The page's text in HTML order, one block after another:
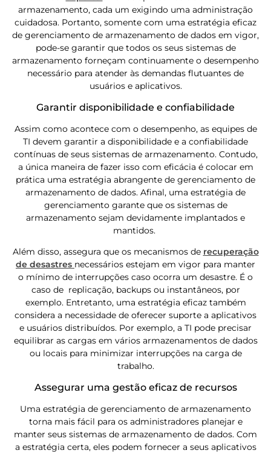
armazenamento, cada um exigindo uma administração
cuidadosa. Portanto, somente com uma estratégia eficaz
de gerenciamento de armazenamento de dados em vigor,
pode-se garantir que todos os seus sistemas de
armazenamento forneçam continuamente o desempenho
necessário para atender às demandas flutuantes de
usuários e aplicativos.
Garantir disponibilidade e confiabilidade
Assim como acontece com o desempenho, as equipes de
TI devem garantir a disponibilidade e a confiabilidade
contínuas de seus sistemas de armazenamento. Contudo,
a única maneira de fazer isso com eficácia é colocar em
prática uma estratégia abrangente de gerenciamento de
armazenamento de dados. Afinal, uma estratégia de
gerenciamento garante que os sistemas de
armazenamento sejam devidamente implantados e
mantidos.
Além disso, assegura que os mecanismos de recuperação
de desastres necessários estejam em vigor para manter
o mínimo de interrupções caso ocorra um desastre. É o
caso de replicação, backups ou instantâneos, por
exemplo. Entretanto, uma estratégia eficaz também
considera a necessidade de oferecer suporte a aplicativos
e usuários distribuídos. Por exemplo, a TI pode precisar
equilibrar as cargas em vários armazenamentos de dados
ou locais para minimizar interrupções na carga de
trabalho.
Assegurar uma gestão eficaz de recursos
Uma estratégia de gerenciamento de armazenamento
torna mais fácil para os administradores planejar e
manter seus sistemas de armazenamento de dados. Com
a estratégia certa, eles podem fornecer a seus aplicativos